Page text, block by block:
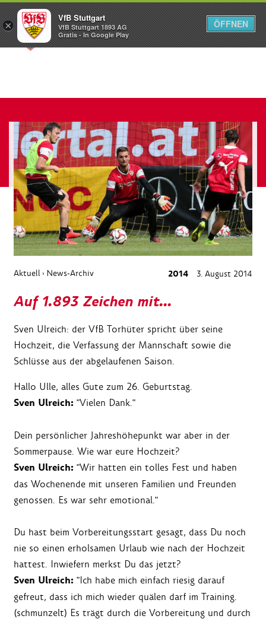
Menü
Aktuell › News-Archiv 2014 3. August 2014
Auf 1.893 Zeichen mit...
Sven Ulreich: der VfB Torhüter spricht über seine
Hochzeit, die Verfassung der Mannschaft sowie die
Schlüsse aus der abgelaufenen Saison.
Hallo Ulle, alles Gute zum 26. Geburtstag.
Sven Ulreich: "Vielen Dank."
Dein persönlicher Jahreshöhepunkt war aber in der
Sommerpause. Wie war eure Hochzeit?
Sven Ulreich: "Wir hatten ein tolles Fest und haben
das Wochenende mit unseren Familien und Freunden
genossen. Es war sehr emotional."
Du hast beim Vorbereitungsstart gesagt, dass Du noch
nie so einen erholsamen Urlaub wie nach der Hochzeit
hattest. Inwiefern merkst Du das jetzt?
Sven Ulreich: "Ich habe mich einfach riesig darauf
gefreut, dass ich mich wieder quälen darf im Training.
(schmunzelt) Es trägt durch die Vorbereitung und durch
×
VfB Stuttgart
VfB Stuttgart 1893 AG
Gratis - In Google Play
ÖFFNEN